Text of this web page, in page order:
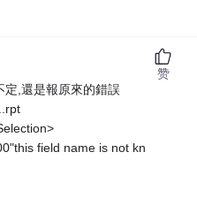
定,還是報原來的錯誤
field name is not kn
赞